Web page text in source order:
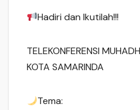
Hadiri dan Ikutilah!!!
TELEKONFERENSI
KOTA SAMARINDA
Tema: